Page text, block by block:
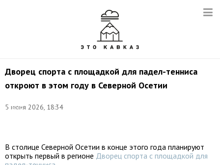
Дворец спорта с площадкой для падел-тенниса
откроют в этом году в Северной Осетии
5 июня 2026, 18:34
Сергей
В столице Северной Осетии в конце этого года планируют
открыть первый в регионе Дворец спорта с площадкой для